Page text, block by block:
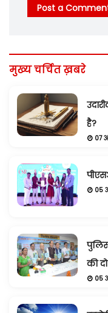
Post a
मुख्य चर्चित ख़बरे
है?
07
05
की
05